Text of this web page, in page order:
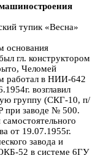
тупик «Весна»
основания
гл. конструктором
Челомей
работал в НИИ-642
возглавил
группу (СКГ-10, п/
при заводе № 500.
от 19.07.1955г.
завода и
52 в системе 6ГУ